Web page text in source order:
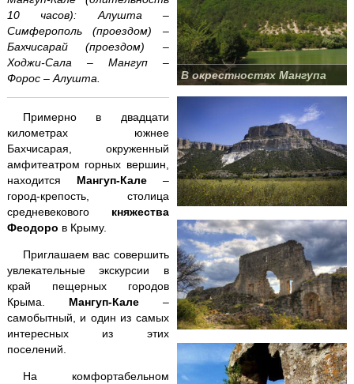
Балаклава "Затерянный мир"
Бахчисарай + Чуфут-Кале
Большой каньон Крыма
Волшебный ЮБК +теплоход
Водопад Джур-Джур + храм Маяк
Долина привидений
Заповедник и Беседка ветров
Кара-Даг + Коктебель
Крымские святыни
Ласточкино гнездо
В окрестностях Мангупа
10 часов): Алушта –
Симферополь (проездом) –
Бахчисарай (проездом) –
Ходжи-Сала – Мангуп –
Форос – Алушта.
Примерно в двадцати
километрах южнее
Бахчисарая, окруженный
амфитеатром горных вершин,
находится Мангуп-Кале–
город-крепость, столица
средневекового княжества
Феодоро в Крыму.
Приглашаем вас совершить
увлекательные экскурсии в
край пещерных городов
Крыма. Мангуп-Кале–
самобытный, и один из самых
интересных из этих
поселений.
На комфортабельном